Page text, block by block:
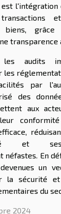
l'intégration
biens,
transparence
audits
les
par
des
aux
et ses
néfastes. En
un
la sécurité
du
2024